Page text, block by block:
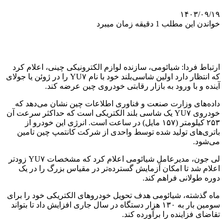
۱۴۰۳/۰۹/۱۹
خواندن این مطلب 1 دقیقه زمان میبرد
ارتباط فردا: شیائومی، سازنده لوازم الکترونیکی چینی، اعلام کرد
که انتظار دارد اولین شاسی‌بلند خود با نام YU۷ را در ژوئن یا جولای
آینده و با ورود به بازار رقابتی خودروی چین عرضه کند.
داده‌های وزارت صنعت و فناوری اطلاعات چین نشان می‌دهد که
خودروی YU۷ یک شاسی بلند الکتریکی است که حداکثر سرعت آن
۲۵۳ کیلومتر (۱۵۷ مایل) در ساعت است. انرژی این خودرو از
باتری‌های تولید شده توسط واحدی از شرکت کانتمپ چین تامین
می‌شود.
لی جون، مدیرعامل شیائومی اعلام کرد که مشخصات YU۷ زودتر
اعلام شد تا امکان آزمایش گسترده‌تر در مقیاس بزرگ را در یک
دوره طولانی فراهم کند.
ماه گذشته، شیائومی هدف تحویل خودروهای الکتریکی خود را برای
سومین بار به ۱۳۰ هزار دستگاه در سال جاری افزایش داد تا بتواند
تقاضای فزاینده را برآورده کند.